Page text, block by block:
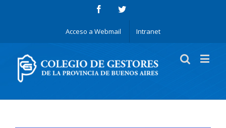
Acceso a Webmail Intranet